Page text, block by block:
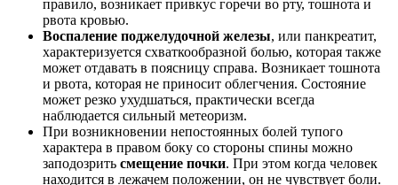
правило, возникает привкус горечи во рту, тошнота и
рвота кровью.
Воспаление поджелудочной железы, или панкреатит,
характеризуется схваткообразной болью, которая также
может отдавать в поясницу справа. Возникает тошнота
и рвота, которая не приносит облегчения. Состояние
может резко ухудшаться, практически всегда
наблюдается сильный метеоризм.
При возникновении непостоянных болей тупого
характера в правом боку со стороны спины можно
заподозрить смещение почки. При этом когда человек
находится в лежачем положении, он не чувствует боли.